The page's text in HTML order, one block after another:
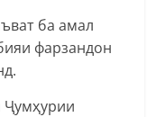
ба амал
фарзандон
Ҷумҳурии